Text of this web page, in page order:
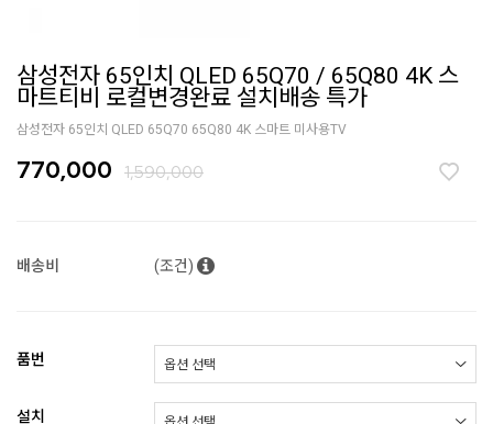
삼성전자 65인치 QLED 65Q70 / 65Q80 4K 스
마트티비 로컬변경완료 설치배송 특가
삼성전자 65인치 QLED 65Q70 65Q80 4K 스마트 미사용TV
770,000 1,590,000
배송비 (조건)
품번
설치